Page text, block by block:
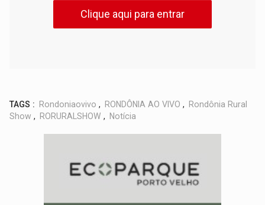
Clique aqui para entrar
TAGS : Rondoniaovivo , RONDÔNIA AO VIVO ,
Rondônia Rural
Show , RORURALSHOW , Notícia